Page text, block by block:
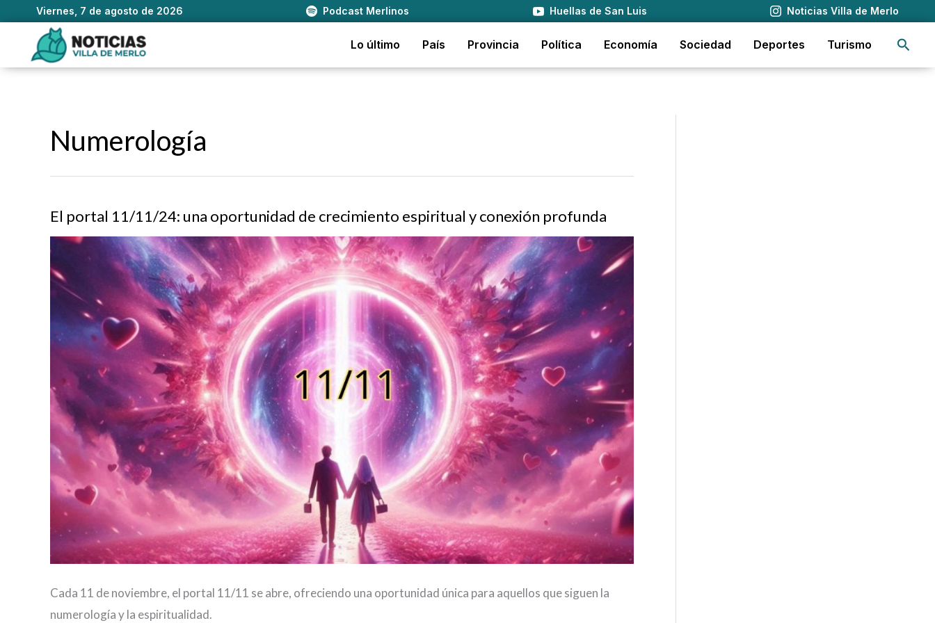
Viernes, 7 de agosto de 2026 Podcast Merlinos Huellas de San Luis Noticias Villa de Merlo
contenido
Lo último País Provincia Política Economía Sociedad Deportes Turismo
Numerología
El portal 11/11/24: una oportunidad de crecimiento espiritual y conexión profunda
Cada 11 de noviembre, el portal 11/11 se abre, ofreciendo una oportunidad única para aquellos que siguen la
numerología y la espiritualidad.